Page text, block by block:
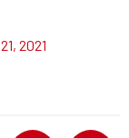
2021